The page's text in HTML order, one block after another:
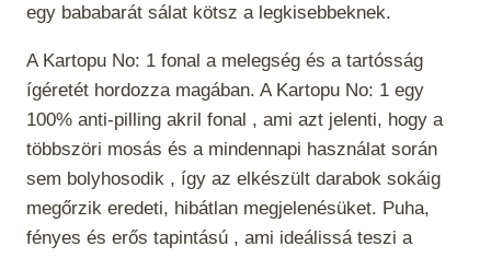
egy bababarát sálat kötsz a legkisebbeknek.
A Kartopu No: 1 fonal a melegség és a tartósság
ígéretét hordozza magában. A Kartopu No: 1 egy
100% anti-pilling akril fonal , ami azt jelenti, hogy a
többszöri mosás és a mindennapi használat során
sem bolyhosodik , így az elkészült darabok sokáig
megőrzik eredeti, hibátlan megjelenésüket. Puha,
fényes és erős tapintású , ami ideálissá teszi a